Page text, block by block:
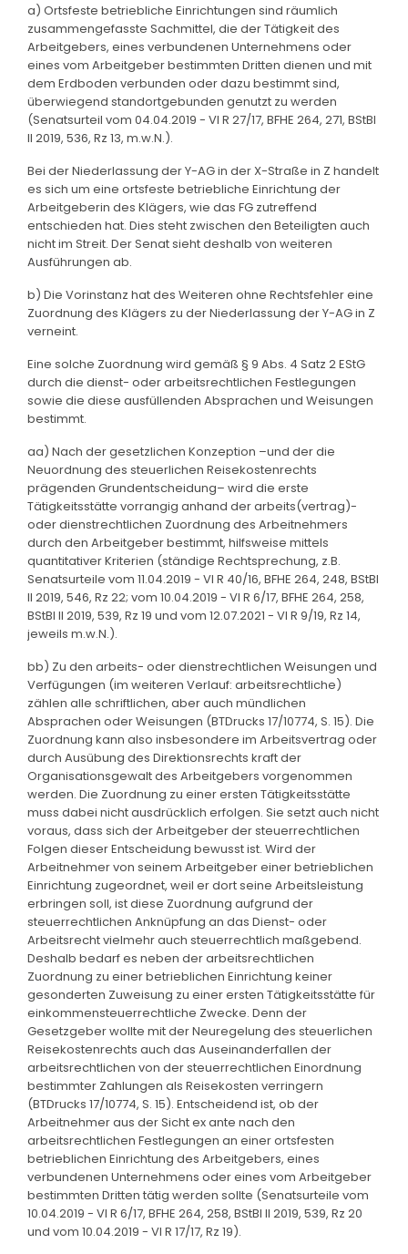
a) Ortsfeste betriebliche Einrichtungen sind räumlich
zusammengefasste Sachmittel, die der Tätigkeit des
Arbeitgebers, eines verbundenen Unternehmens oder
eines vom Arbeitgeber bestimmten Dritten dienen und mit
dem Erdboden verbunden oder dazu bestimmt sind,
überwiegend standortgebunden genutzt zu werden
(Senatsurteil vom 04.04.2019 - VI R 27/17, BFHE 264, 271, BStBl
II 2019, 536, Rz 13, m.w.N.).
Bei der Niederlassung der Y-AG in der X-Straße in Z handelt
es sich um eine ortsfeste betriebliche Einrichtung der
Arbeitgeberin des Klägers, wie das FG zutreffend
entschieden hat. Dies steht zwischen den Beteiligten auch
nicht im Streit. Der Senat sieht deshalb von weiteren
Ausführungen ab.
b) Die Vorinstanz hat des Weiteren ohne Rechtsfehler eine
Zuordnung des Klägers zu der Niederlassung der Y-AG in Z
verneint.
Eine solche Zuordnung wird gemäß § 9 Abs. 4 Satz 2 EStG
durch die dienst- oder arbeitsrechtlichen Festlegungen
sowie die diese ausfüllenden Absprachen und Weisungen
bestimmt.
aa) Nach der gesetzlichen Konzeption –und der die
Neuordnung des steuerlichen Reisekostenrechts
prägenden Grundentscheidung– wird die erste
Tätigkeitsstätte vorrangig anhand der arbeits(vertrag)-
oder dienstrechtlichen Zuordnung des Arbeitnehmers
durch den Arbeitgeber bestimmt, hilfsweise mittels
quantitativer Kriterien (ständige Rechtsprechung, z.B.
Senatsurteile vom 11.04.2019 - VI R 40/16, BFHE 264, 248, BStBl
II 2019, 546, Rz 22; vom 10.04.2019 - VI R 6/17, BFHE 264, 258,
BStBl II 2019, 539, Rz 19 und vom 12.07.2021 - VI R 9/19, Rz 14,
jeweils m.w.N.).
bb) Zu den arbeits- oder dienstrechtlichen Weisungen und
Verfügungen (im weiteren Verlauf: arbeitsrechtliche)
zählen alle schriftlichen, aber auch mündlichen
Absprachen oder Weisungen (BTDrucks 17/10774, S. 15). Die
Zuordnung kann also insbesondere im Arbeitsvertrag oder
durch Ausübung des Direktionsrechts kraft der
Organisationsgewalt des Arbeitgebers vorgenommen
werden. Die Zuordnung zu einer ersten Tätigkeitsstätte
muss dabei nicht ausdrücklich erfolgen. Sie setzt auch nicht
voraus, dass sich der Arbeitgeber der steuerrechtlichen
Folgen dieser Entscheidung bewusst ist. Wird der
Arbeitnehmer von seinem Arbeitgeber einer betrieblichen
Einrichtung zugeordnet, weil er dort seine Arbeitsleistung
erbringen soll, ist diese Zuordnung aufgrund der
steuerrechtlichen Anknüpfung an das Dienst- oder
Arbeitsrecht vielmehr auch steuerrechtlich maßgebend.
Deshalb bedarf es neben der arbeitsrechtlichen
Zuordnung zu einer betrieblichen Einrichtung keiner
gesonderten Zuweisung zu einer ersten Tätigkeitsstätte für
einkommensteuerrechtliche Zwecke. Denn der
Gesetzgeber wollte mit der Neuregelung des steuerlichen
Reisekostenrechts auch das Auseinanderfallen der
arbeitsrechtlichen von der steuerrechtlichen Einordnung
bestimmter Zahlungen als Reisekosten verringern
(BTDrucks 17/10774, S. 15). Entscheidend ist, ob der
Arbeitnehmer aus der Sicht ex ante nach den
arbeitsrechtlichen Festlegungen an einer ortsfesten
betrieblichen Einrichtung des Arbeitgebers, eines
verbundenen Unternehmens oder eines vom Arbeitgeber
bestimmten Dritten tätig werden sollte (Senatsurteile vom
10.04.2019 - VI R 6/17, BFHE 264, 258, BStBl II 2019, 539, Rz 20
und vom 10.04.2019 - VI R 17/17, Rz 19).